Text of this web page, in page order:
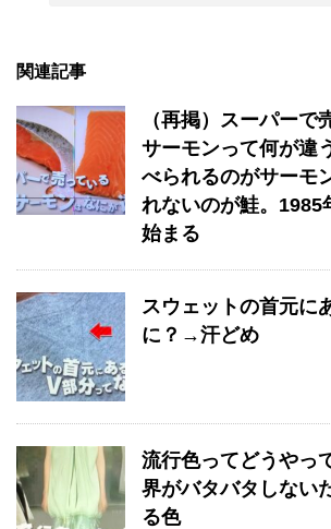
関連記事
（再掲）スーパーで
サーモンって何が違
べられるのがサーモ
れないのが鮭。1985
始まる
スウェットの首元に
に？→汗どめ
流行色ってどうやっ
界がバタバタしない
る色